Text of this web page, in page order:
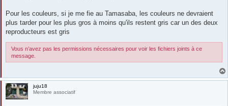
Pour les couleurs, si je me fie au Tamasaba, les couleurs ne devraient
plus tarder pour les plus gros à moins qu'ils restent gris car un des deux
reproducteurs est gris
Vous n’avez pas les permissions nécessaires pour voir les fichiers joints à ce
message.
juju18
Membre associatif